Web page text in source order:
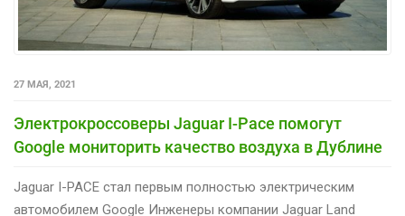
27 МАЯ, 2021
Электрокроссоверы Jaguar I-Pace помогут
Google мониторить качество воздуха в Дублине
Jaguar I-PACE стал первым полностью электрическим
автомобилем Google Инженеры компании Jaguar Land